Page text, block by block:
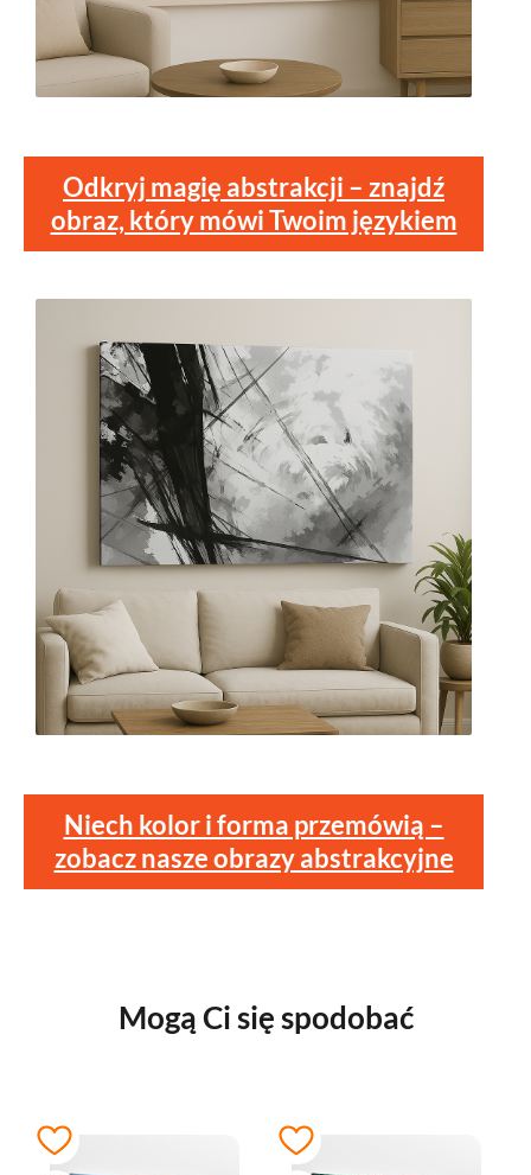
Odkryj magię abstrakcji – znajdź
obraz, który mówi Twoim językiem
Niech kolor i forma przemówią –
zobacz nasze obrazy abstrakcyjne
Mogą Ci się spodobać